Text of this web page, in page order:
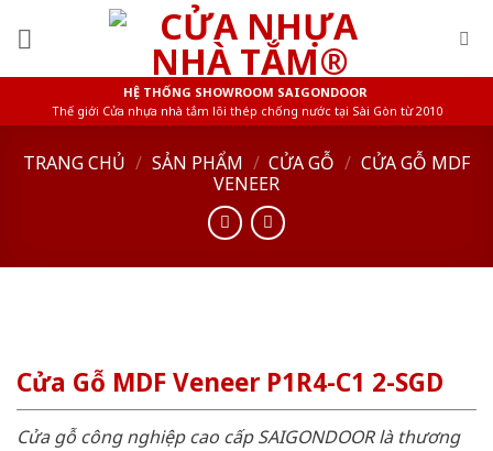
HỆ THỐNG SHOWROOM SAIGONDOOR
Thế giới Cửa nhựa nhà tắm lõi thép chống nước tại Sài Gòn từ 2010
TRANG CHỦ / SẢN PHẨM / CỬA GỖ / CỬA GỖ MDF
VENEER
Cửa Gỗ MDF Veneer P1R4-C1 2-SGD
Cửa gỗ công nghiệp cao cấp SAIGONDOOR là thương